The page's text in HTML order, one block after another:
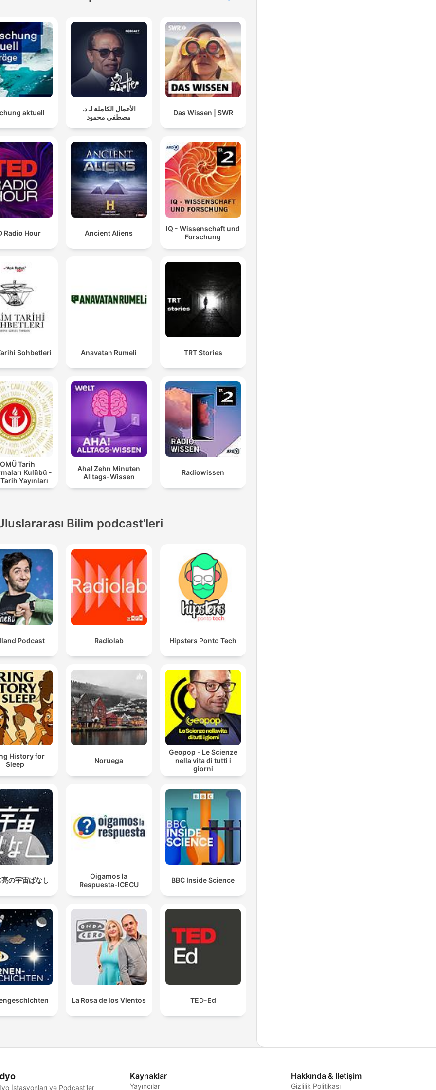
aktuell
الأعمال الكاملة لـ د.
مصطفى محمود
Das Wissen | SWR
Radio Hour Ancient Aliens
IQ - Wissenschaft und
Forschung
Sohbetleri Anavatan Rumeli TRT Stories
Tarih
Kulübü -
Yayınları
Aha! Zehn Minuten
Alltags-Wissen
Radiowissen
Bilim podcast'leri
Podcast Radiolab Hipsters Ponto Tech
History for
Sleep
Noruega
Geopop - Le Scienze
nella vita di tutti i
giorni
の宇宙ばなし
Oigamos la
Respuesta-ICECU
BBC Inside Science
La Rosa de los Vientos TED-Ed
İstasyonları ve Podcast'ler
Kaynaklar
Yayıncılar
Hakkında & İletişim
Gizlilik Politikası